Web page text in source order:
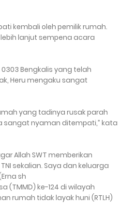
kembali oleh pemilik rumah.
lanjut sempena acara
Bengkalis yang telah
Heru mengaku sangat
yang tadinya rusak parah
sangat nyaman ditempati,” kata
Allah SWT memberikan
sekalian. Saya dan keluarga
sh
(TMMD) ke-124 di wilayah
rumah tidak layak huni (RTLH)